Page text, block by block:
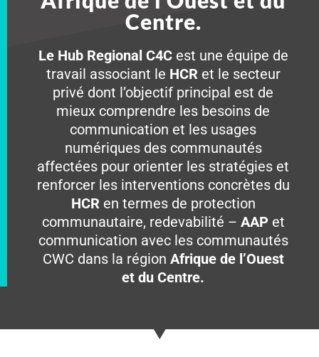
Centre.
Le Hub Regional C4Cest une équipe de
travail associant le HCRet le secteur
privé dont l’objectif principal est de
mieux comprendre les besoins de
communication et les usages
numériques des communautés
affectées pour orienter les stratégies et
renforcer les interventions concrètes du
HCRen termes de protection
communautaire, redevabilité – AAP et
communication avec les communautés
CWC dans la région Afrique de l’Ouest
et du Centre.